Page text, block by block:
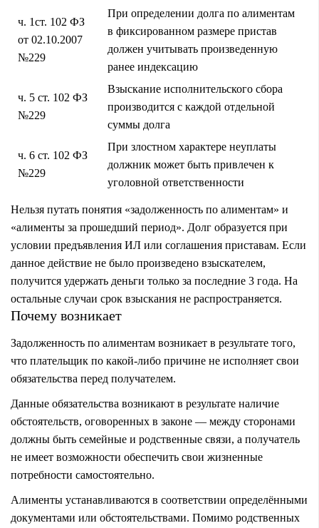
ч. 1ст. 102 ФЗ
от 02.10.2007
№229
При определении долга по алиментам
в фиксированном размере пристав
должен учитывать произведенную
ранее индексацию
ч. 5 ст. 102 ФЗ
№229
Взыскание исполнительского сбора
производится с каждой отдельной
суммы долга
ч. 6 ст. 102 ФЗ
№229
При злостном характере неуплаты
должник может быть привлечен к
уголовной ответственности
Нельзя путать понятия «задолженность по алиментам» и
«алименты за прошедший период». Долг образуется при
условии предъявления ИЛ или соглашения приставам. Если
данное действие не было произведено взыскателем,
получится удержать деньги только за последние 3 года. На
остальные случаи срок взыскания не распространяется.
Почему возникает
Задолженность по алиментам возникает в результате того,
что плательщик по какой-либо причине не исполняет свои
обязательства перед получателем.
Данные обязательства возникают в результате наличие
обстоятельств, оговоренных в законе — между сторонами
должны быть семейные и родственные связи, а получатель
не имеет возможности обеспечить свои жизненные
потребности самостоятельно.
Алименты устанавливаются в соответствии определёнными
документами или обстоятельствами. Помимо родственных